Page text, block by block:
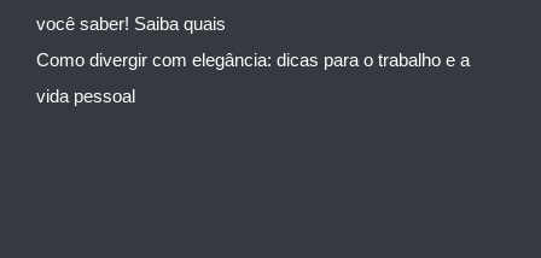
você saber! Saiba quais
Como divergir com elegância: dicas para o trabalho e a
vida pessoal